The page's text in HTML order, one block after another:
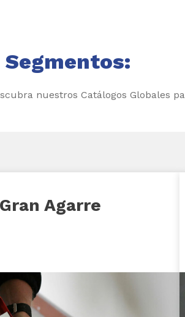
nuestros Catálogos Globales
Agarre